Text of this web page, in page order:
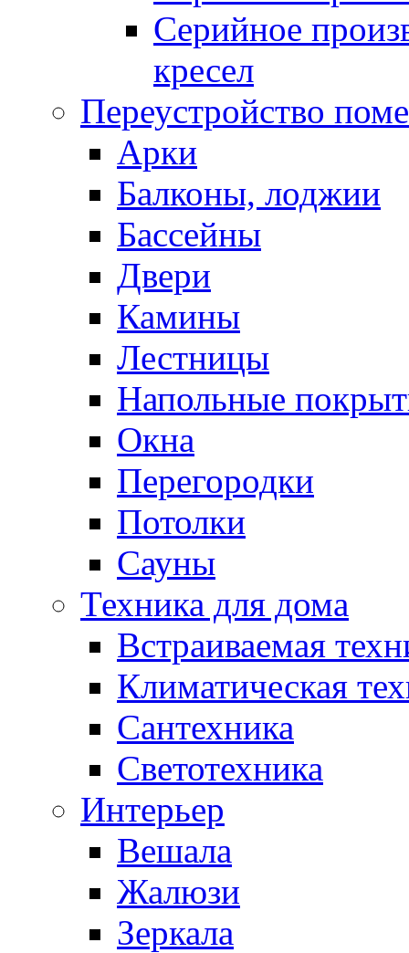
Серийное
кресел
Переустройство
Арки
Балконы, лоджии
Бассейны
Двери
Камины
Лестницы
Напольные
Окна
Перегородки
Потолки
Сауны
Техника для дома
Встраиваемая
Климатическая
Сантехника
Светотехника
Интерьер
Вешала
Жалюзи
Зеркала